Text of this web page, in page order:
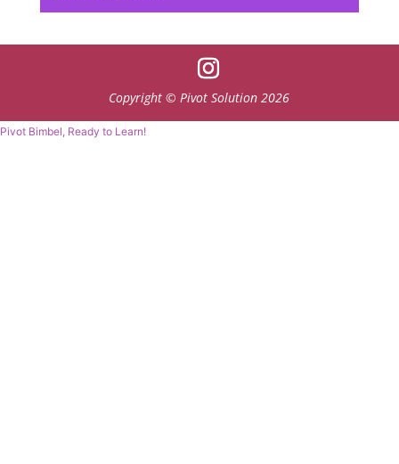
Copyright © Pivot Solution 2026
Pivot Bimbel, Ready to Learn!